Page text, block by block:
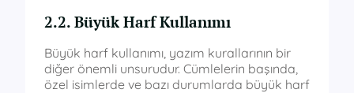
2.2. Büyük Harf Kullanımı
Büyük harf kullanımı, yazım kurallarının bir
diğer önemli unsurudur. Cümlelerin başında,
özel isimlerde ve bazı durumlarda büyük harf